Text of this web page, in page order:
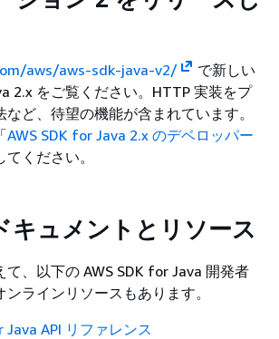
aws/aws-sdk-java-v2/
で新しい
2.x をご覧ください。HTTP 実装をプ
ど、待望の機能が含まれています。
AWS SDK for Java 2.x のデベロッパー
てください。
キュメントとリソース
て、以下の AWS SDK for Java 開発者
ラインリソースもあります。
Java API リファレンス